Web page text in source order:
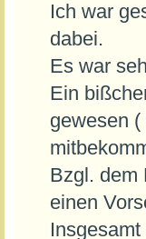
Ich war
dabei.
Es war
Ein
gewesen
Bzgl. dem
einen